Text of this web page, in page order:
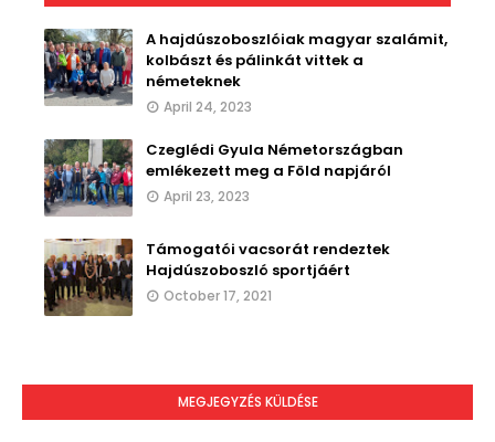
A hajdúszoboszlóiak magyar szalámit,
kolbászt és pálinkát vittek a
németeknek
April 24, 2023
Czeglédi Gyula Németországban
emlékezett meg a Föld napjáról
April 23, 2023
Támogatói vacsorát rendeztek
Hajdúszoboszló sportjáért
October 17, 2021
MEGJEGYZÉS KÜLDÉSE